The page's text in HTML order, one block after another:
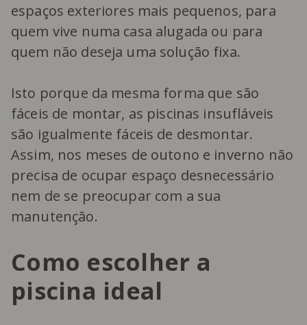
espaços exteriores mais pequenos, para
quem vive numa casa alugada ou para
quem não deseja uma solução fixa.
Isto porque da mesma forma que são
fáceis de montar, as piscinas insufláveis
são igualmente fáceis de desmontar.
Assim, nos meses de outono e inverno não
precisa de ocupar espaço desnecessário
nem de se preocupar com a sua
manutenção.
Como escolher a
piscina ideal